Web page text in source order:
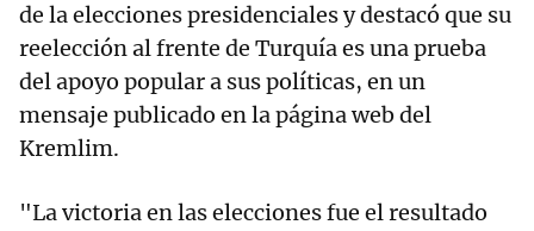
de la elecciones presidenciales y destacó que su
reelección al frente de Turquía es una prueba
del apoyo popular a sus políticas, en un
mensaje publicado en la página web del
Kremlim.
"La victoria en las elecciones fue el resultado